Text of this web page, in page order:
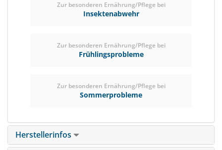
Zur besonderen Ernährung/Pflege bei
Insektenabwehr
Zur besonderen Ernährung/Pflege bei
Frühlingsprobleme
Zur besonderen Ernährung/Pflege bei
Sommerprobleme
Herstellerinfos